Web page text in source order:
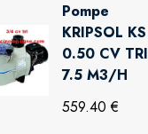
Pompe
KRIPSOL KS
0.50 CV TRI
7.5 M3/H
559.40 €